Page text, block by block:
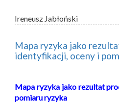
Ireneusz Jabłoński
Mapa ryzyka jako
identyfikacji, oceny i
Mapa ryzyka jako rezultat
pomiaru ryzyka